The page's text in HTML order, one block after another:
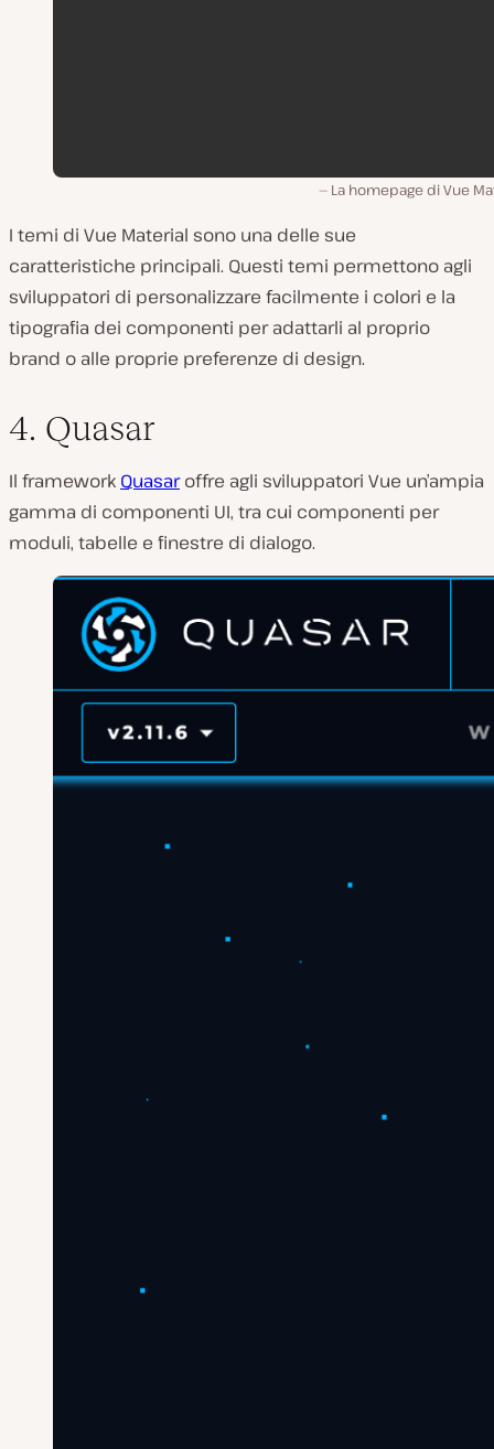
La homepage di Vue
I temi di Vue Material sono una delle sue
caratteristiche principali. Questi temi permettono agli
sviluppatori di personalizzare facilmente i colori e la
tipografia dei componenti per adattarli al proprio
brand o alle proprie preferenze di design.
4. Quasar
Il framework Quasaroffre agli sviluppatori Vue un’ampia
gamma di componenti UI, tra cui componenti per
moduli, tabelle e finestre di dialogo.